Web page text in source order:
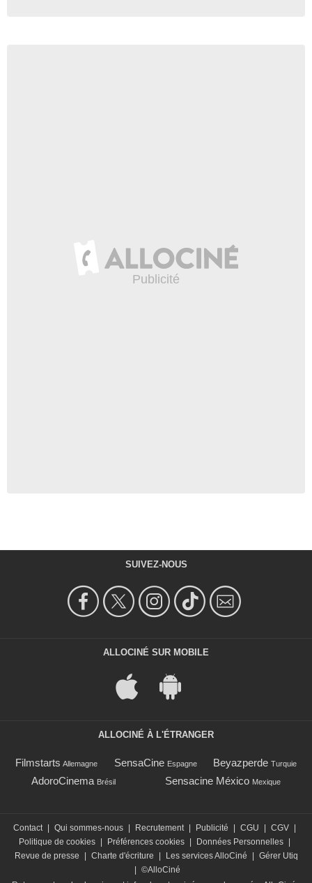
SUIVEZ-NOUS
ALLOCINÉ SUR MOBILE
ALLOCINÉ À L'ÉTRANGER
Filmstarts Allemagne SensaCine Espagne Beyazperde Turquie
AdoroCinema Brésil Sensacine México Mexique
Contact Qui sommes-nous Recrutement Publicité CGU CGV
Politique de cookies
Préférences cookies Données Personnelles
Revue de presse
Charte d'écriture Les services AlloCiné
Gérer Utiq
©AlloCiné